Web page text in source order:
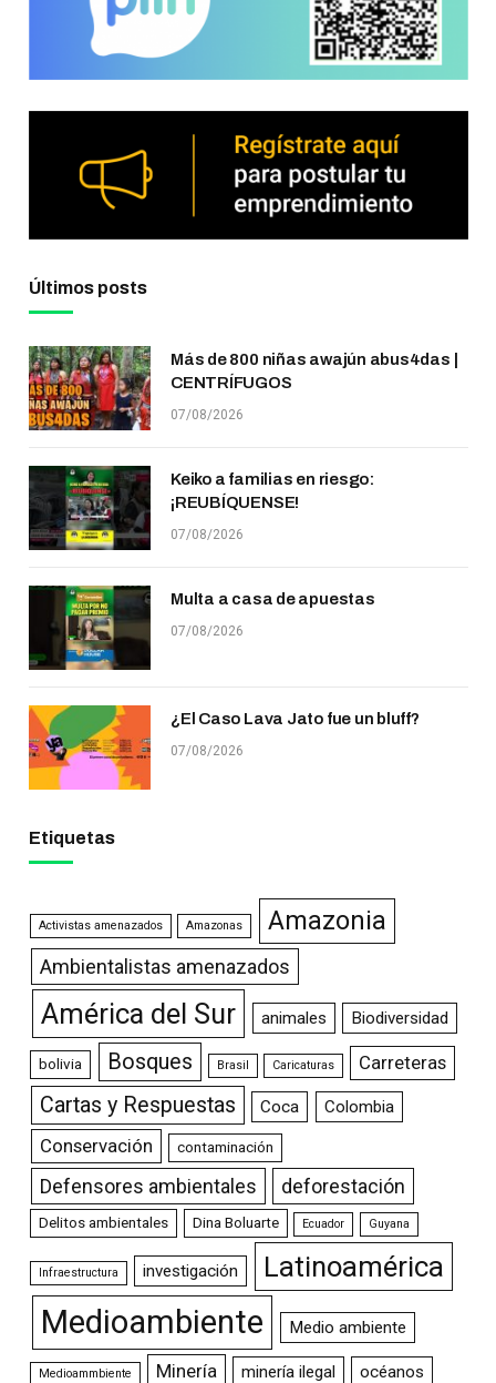
Últimos posts
Más de 800 niñas awajún abus4das |
CENTRÍFUGOS
07/08/2026
Keiko a familias en riesgo:
¡REUBÍQUENSE!
07/08/2026
Multa a casa de apuestas
07/08/2026
¿El Caso Lava Jato fue un bluff?
07/08/2026
Etiquetas
Activistas amenazados Amazonas Amazonia
Ambientalistas amenazados
América del Sur animales Biodiversidad
bolivia Bosques Brasil Caricaturas Carreteras
Cartas y Respuestas Coca Colombia
Conservación contaminación
Defensores ambientales deforestación
Delitos ambientales Dina Boluarte Ecuador Guyana
Infraestructura investigación Latinoamérica
Medioambiente Medio ambiente
Medioammbiente Minería minería ilegal océanos